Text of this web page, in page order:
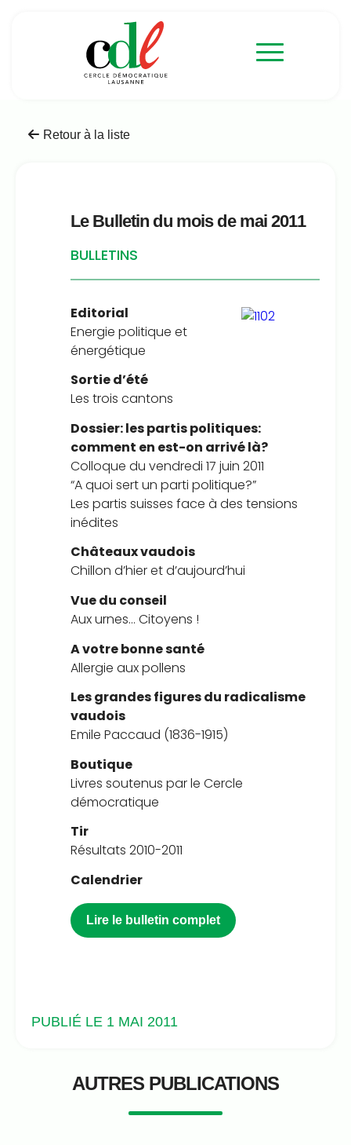
Retour à la liste
Le Bulletin du mois de mai 2011
BULLETINS
Editorial
Energie politique et
énergétique
Sortie d’été
Les trois cantons
Dossier: les partis politiques:
comment en est-on arrivé là?
Colloque du vendredi 17 juin 2011
“A quoi sert un parti politique?”
Les partis suisses face à des tensions
inédites
Châteaux vaudois
Chillon d’hier et d’aujourd’hui
Vue du conseil
Aux urnes… Citoyens !
A votre bonne santé
Allergie aux pollens
Les grandes figures du radicalisme
vaudois
Emile Paccaud (1836-1915)
Boutique
Livres soutenus par le Cercle
démocratique
Tir
Résultats 2010-2011
Calendrier
Lire le bulletin complet
PUBLIÉ LE 1 MAI 2011
AUTRES PUBLICATIONS